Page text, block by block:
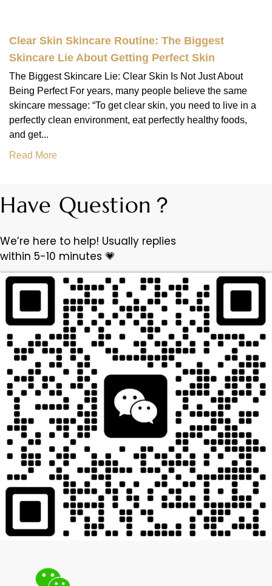
Clear Skin Skincare Routine: The Biggest
Skincare Lie About Getting Perfect Skin
The Biggest Skincare Lie: Clear Skin Is Not Just About
Being Perfect For years, many people believe the same
skincare message: “To get clear skin, you need to live in a
perfectly clean environment, eat perfectly healthy foods,
and get...
Read More
Have Question？
We’re here to help! Usually replies
within 5-10 minutes 💗